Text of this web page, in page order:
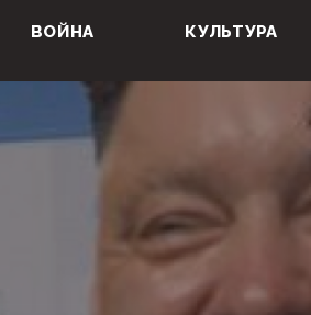
ВОЙНА КУЛЬТУРА